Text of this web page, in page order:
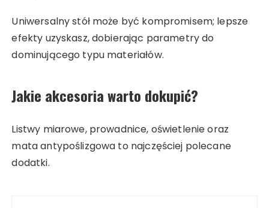
Uniwersalny stół może być kompromisem; lepsze
efekty uzyskasz, dobierając parametry do
dominującego typu materiałów.
Jakie akcesoria warto dokupić?
Listwy miarowe, prowadnice, oświetlenie oraz
mata antypoślizgowa to najczęściej polecane
dodatki.